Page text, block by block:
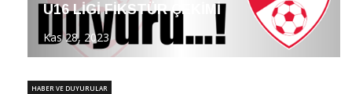
U16 LİGİ FİKSTÜR ÇEKİMİ
Kas 28, 2023
HABER VE DUYURULAR